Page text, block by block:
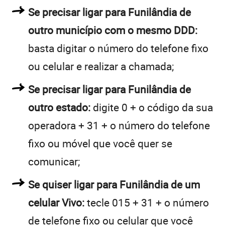
Se precisar ligar para Funilândia de
outro município com o mesmo DDD:
basta digitar o número do telefone fixo
ou celular e realizar a chamada;
Se precisar ligar para Funilândia de
outro estado: digite 0 + o código da sua
operadora + 31 + o número do telefone
fixo ou móvel que você quer se
comunicar;
Se quiser ligar para Funilândia de um
celular Vivo:tecle 015 + 31 + o número
de telefone fixo ou celular que você